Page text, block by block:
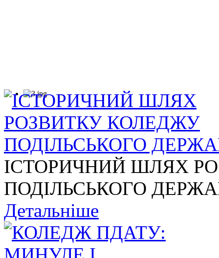
ІСТОРИЧНИЙ ШЛЯХ
ПОДІЛЬСЬКОГО
Детальніше